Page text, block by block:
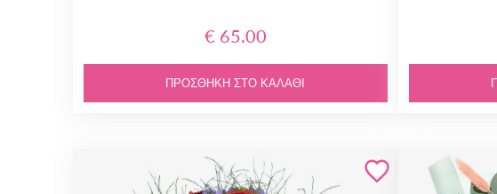
€ 65.00
ΠΡΟΣΘΉΚΗ ΣΤΟ ΚΑΛΆΘΙ